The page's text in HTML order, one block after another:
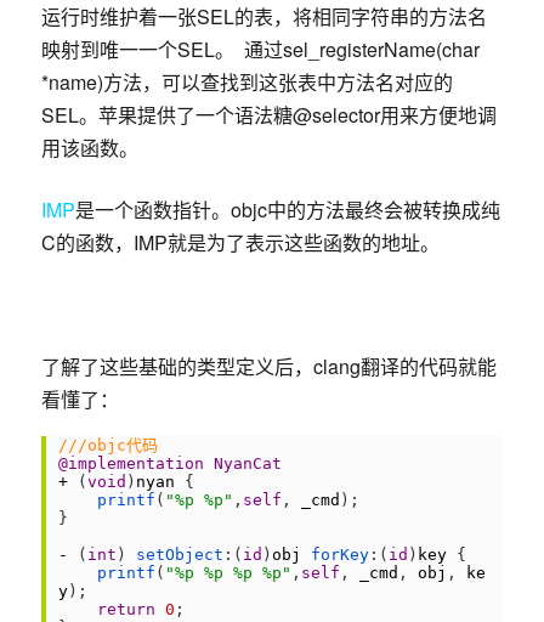
运行时维护着一张SEL的表，将相同字符串的方法名
映射到唯一一个SEL。 通过sel_registerName(char
*name)方法，可以查找到这张表中方法名对应的
SEL。苹果提供了一个语法糖@selector用来方便地调
用该函数。
IMP是一个函数指针。objc中的方法最终会被转换成纯
C的函数，IMP就是为了表示这些函数的地址。
了解了这些基础的类型定义后，clang翻译的代码就能
看懂了：
///objc代码
@implementation NyanCat
+
( void ) nyan
{
printf ( "%p %p" , self , _cmd ) ;
}
-
( int ) setObject : ( id ) obj forKey: ( id ) key
{
printf ( "%p %p %p %p" , self , _cmd , obj ,
ke
y) ;
return 0 ;